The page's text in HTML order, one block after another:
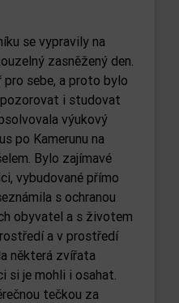
se vypravily na
zasněžený den.
sebe, a proto bylo
pozorovat i studovat
výukový
po Kamerunu na
Bylo zajímavé
vybudované přímo
s ochranou
obyvatel a s životem
a v prostředí
některá zvířata
si je mohli i osahat.
tečkou za